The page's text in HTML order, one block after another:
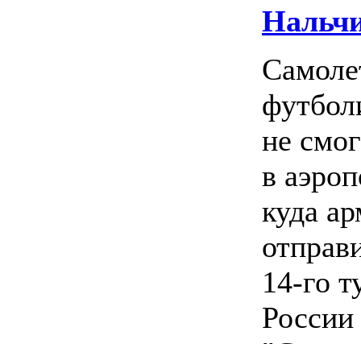
не
в
куда
14-го